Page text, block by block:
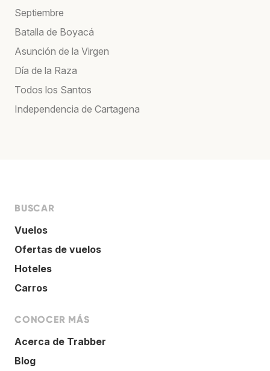
Septiembre
Batalla de Boyacá
Asunción de la Virgen
Día de la Raza
Todos los Santos
Independencia de Cartagena
BUSCAR
Vuelos
Ofertas de vuelos
Hoteles
Carros
CONOCER MÁS
Acerca de Trabber
Blog